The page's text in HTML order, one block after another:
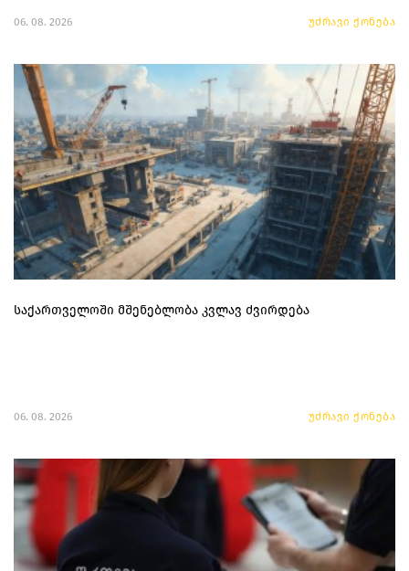
06. 08. 2026 უძრავი ქონება
საქართველოში მშენებლობა კვლავ ძვირდება
06. 08. 2026 უძრავი ქონება